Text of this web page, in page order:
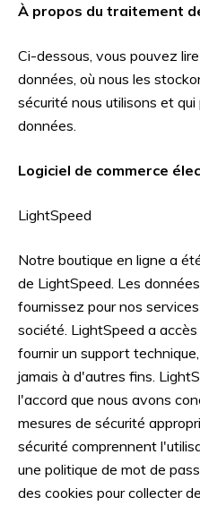
À propos du traitement
Ci-dessous, vous pouvez
données, où nous les
sécurité nous utilisons et
données.
Logiciel de commerce
LightSpeed
Notre boutique en ligne a
de LightSpeed. Les
fournissez pour nos
société. LightSpeed a
fournir un support
jamais à d'autres fins.
l'accord que nous avons
mesures de sécurité
sécurité comprennent
une politique de mot de
des cookies pour collecter